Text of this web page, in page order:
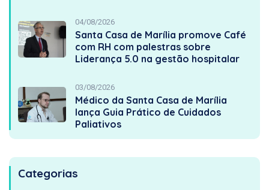
04/08/2026
Santa Casa de Marília promove Café
com RH com palestras sobre
Liderança 5.0 na gestão hospitalar
03/08/2026
Médico da Santa Casa de Marília
lança Guia Prático de Cuidados
Paliativos
Categorias